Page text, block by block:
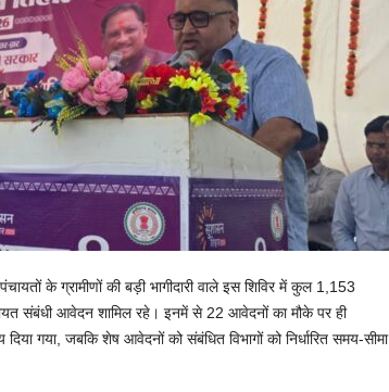
के ग्रामीणों की बड़ी भागीदारी वाले इस शिविर में कुल 1,153
संबंधी आवेदन शामिल रहे। इनमें से 22 आवेदनों का मौके पर ही
गया, जबकि शेष आवेदनों को संबंधित विभागों को निर्धारित समय-सीमा